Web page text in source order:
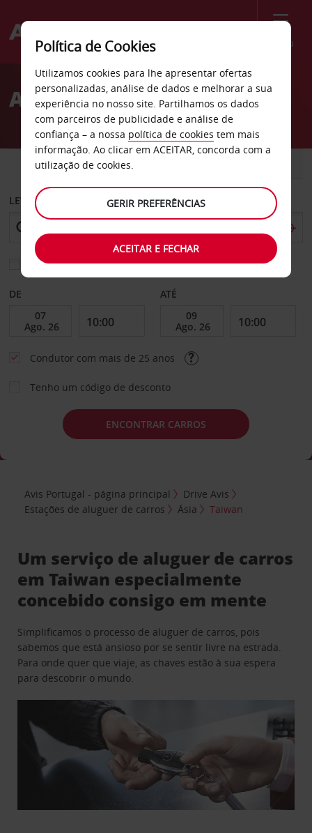
Menu
Welcome
AvisAluguer de carros Taiwan
CARRO
LEVANTAR EM
Escolher uma estação de devolução diferente
DE ATÉ
Condutor com mais de 25 anos
Tenho um código de desconto
ENCONTRAR CARROS
Avis Portugal - página principal
Drive Avis
Estações de aluguer de carros
Ásia Taiwan
Um serviço de aluguer de carros
em Taiwan especialmente
concebido consigo em mente
Simplificamos o processo de aluguer de carros, pois
sabemos que está ansioso por se sentir livre na estrada.
Para onde quer que viaje, as chaves estão à sua espera
para descobrir o mundo.
Política de Cookies
Utilizamos cookies para lhe apresentar ofertas
personalizadas, análise de dados e melhorar a sua
experiência no nosso site. Partilhamos os dados
com parceiros de publicidade e análise de
confiança – a nossa política de cookies tem mais
informação. Ao clicar em ACEITAR, concorda com a
utilização de cookies.
GERIR PREFERÊNCIAS
ACEITAR E FECHAR